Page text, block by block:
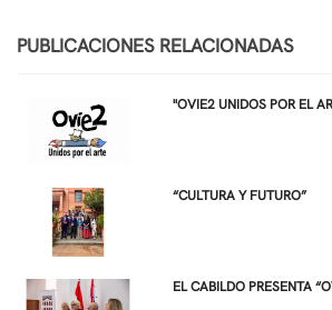
PUBLICACIONES RELACIONADAS
"OVIE2 UNIDOS POR EL
“CULTURA Y FUTURO”
EL CABILDO PRESENTA